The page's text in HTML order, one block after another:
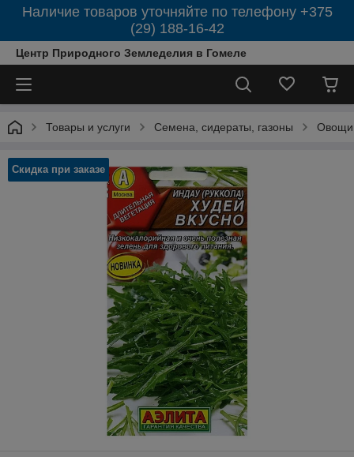
Наличие товаров уточняйте по телефону +375
(29) 188-16-42
Центр Природного Земледелия в Гомеле
Товары и услуги Семена, сидераты, газоны Овощи
Скидка при заказе